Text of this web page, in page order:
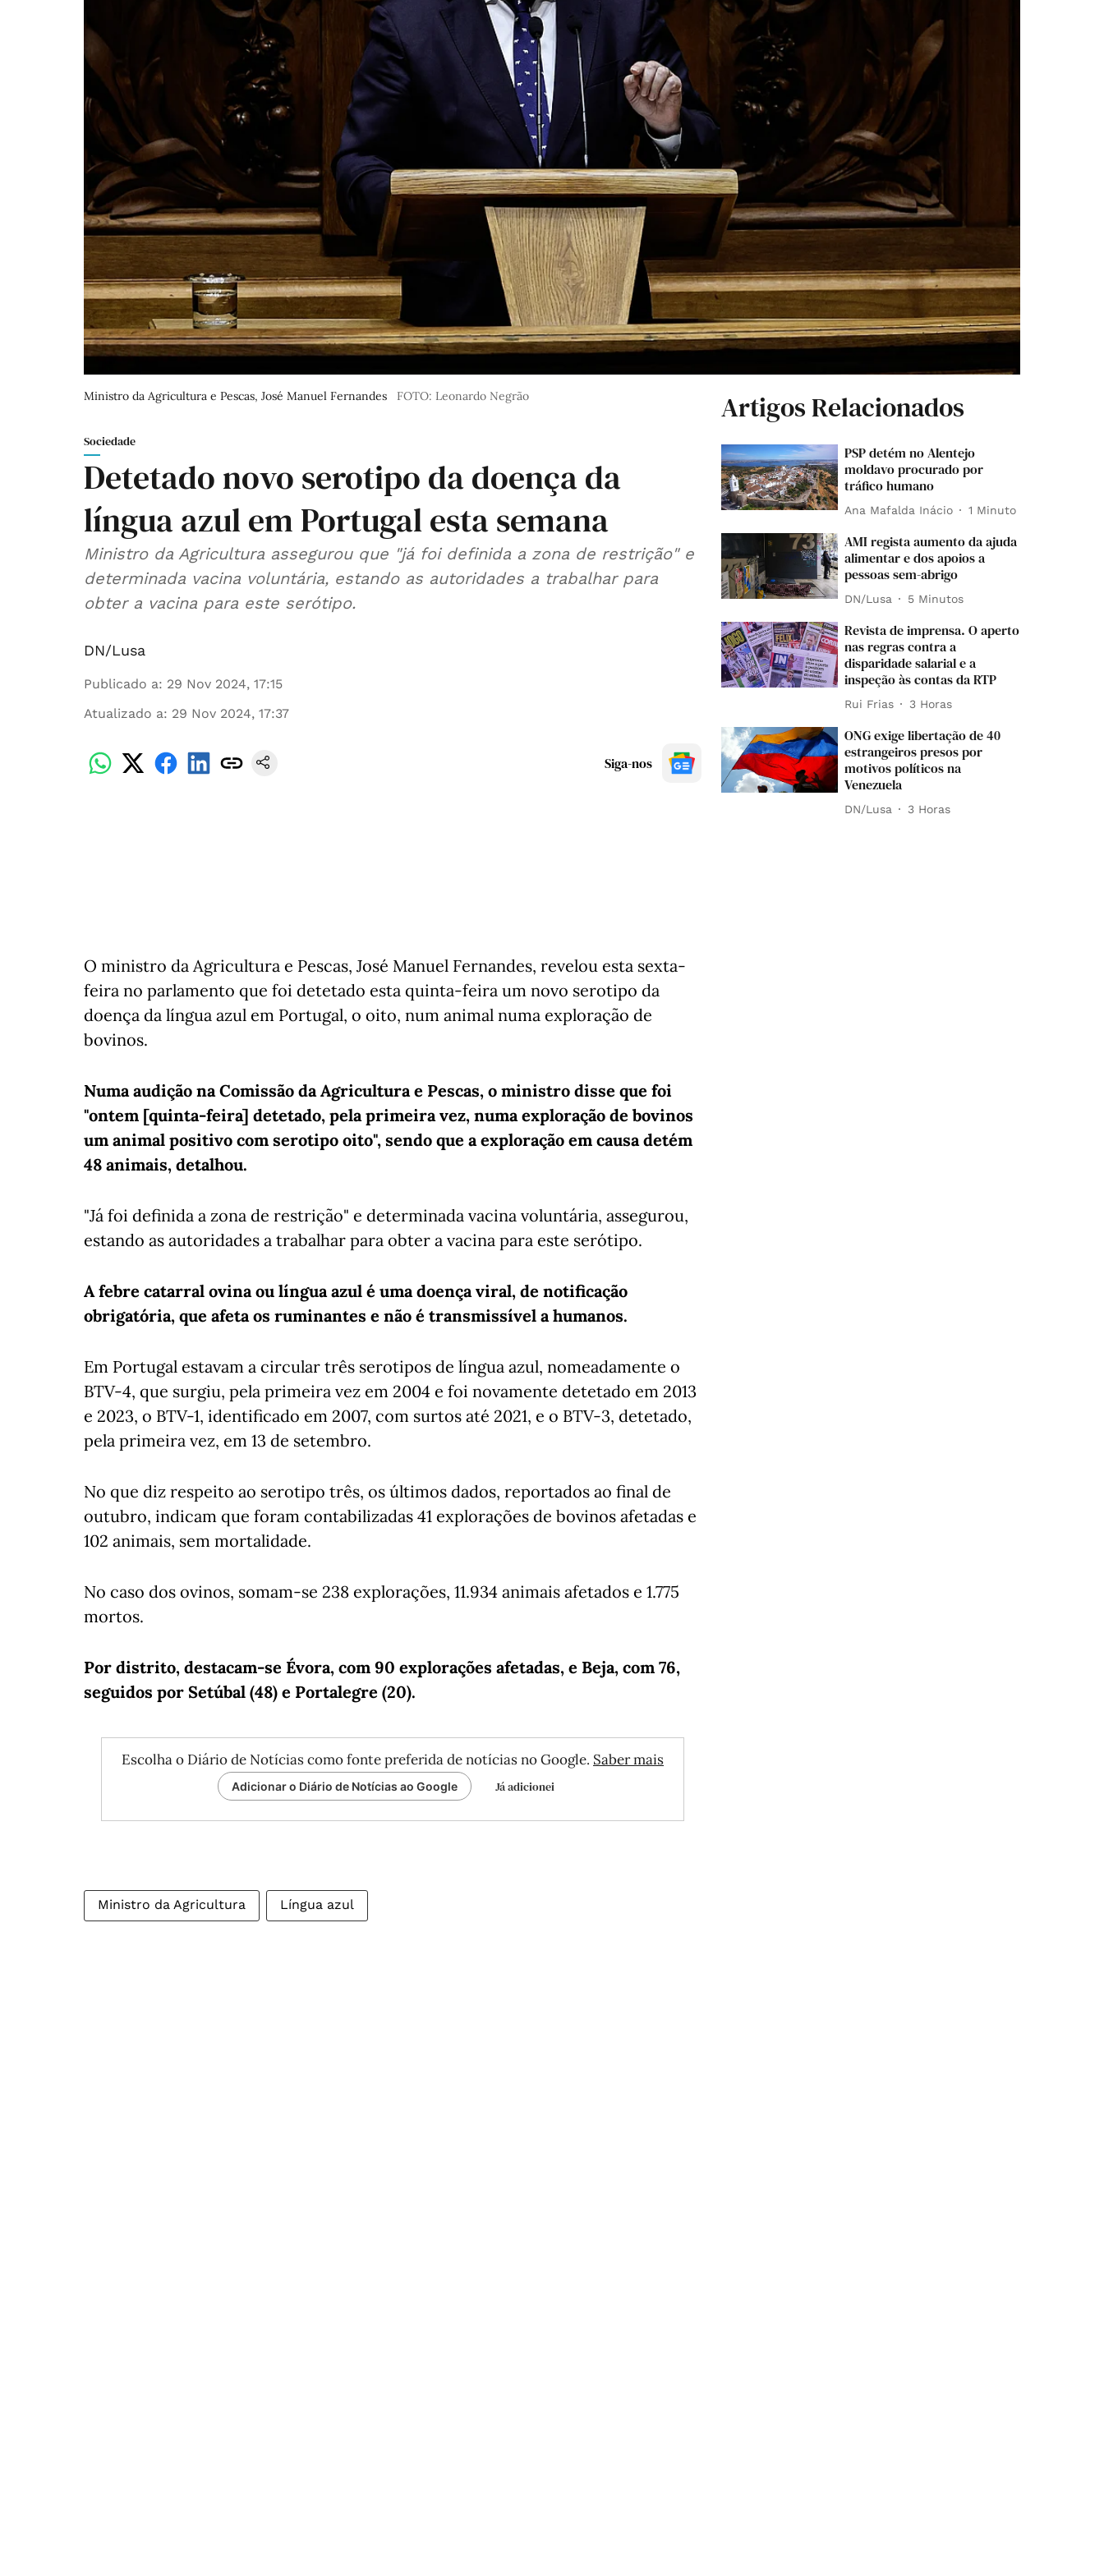
Ministro da Agricultura e Pescas, José Manuel Fernandes FOTO: Leonardo Negrão
Sociedade
Detetado novo serotipo da doença da
língua azul em Portugal esta semana
Ministro da Agricultura assegurou que "já foi definida a zona de restrição" e
determinada vacina voluntária, estando as autoridades a trabalhar para
obter a vacina para este serótipo.
DN/Lusa
Publicado a: 29 Nov 2024, 17:15
Atualizado a: 29 Nov 2024, 17:37
Siga-nos
O ministro da Agricultura e Pescas, José Manuel Fernandes, revelou esta sexta-
feira no parlamento que foi detetado esta quinta-feira um novo serotipo da
doença da língua azul em Portugal, o oito, num animal numa exploração de
bovinos.
Numa audição na Comissão da Agricultura e Pescas, o ministro disse que foi
"ontem [quinta-feira] detetado, pela primeira vez, numa exploração de bovinos
um animal positivo com serotipo oito", sendo que a exploração em causa detém
48 animais, detalhou.
"Já foi definida a zona de restrição" e determinada vacina voluntária, assegurou,
estando as autoridades a trabalhar para obter a vacina para este serótipo.
A febre catarral ovina ou língua azul é uma doença viral, de notificação
obrigatória, que afeta os ruminantes e não é transmissível a humanos.
Em Portugal estavam a circular três serotipos de língua azul, nomeadamente o
BTV-4, que surgiu, pela primeira vez em 2004 e foi novamente detetado em 2013
e 2023, o BTV-1, identificado em 2007, com surtos até 2021, e o BTV-3, detetado,
pela primeira vez, em 13 de setembro.
No que diz respeito ao serotipo três, os últimos dados, reportados ao final de
outubro, indicam que foram contabilizadas 41 explorações de bovinos afetadas e
102 animais, sem mortalidade.
No caso dos ovinos, somam-se 238 explorações, 11.934 animais afetados e 1.775
mortos.
Por distrito, destacam-se Évora, com 90 explorações afetadas, e Beja, com 76,
seguidos por Setúbal (48) e Portalegre (20).
Escolha o Diário de Notícias como fonte preferida de notícias no Google. Saber mais
Adicionar o Diário de Notícias ao Google Já adicionei
Ministro da Agricultura Língua azul
Artigos Relacionados
PSP detém no Alentejo
moldavo procurado por
tráfico humano
Ana Mafalda Inácio 1 Minuto
AMI regista aumento da ajuda
alimentar e dos apoios a
pessoas sem-abrigo
DN/Lusa 5 Minutos
Revista de imprensa. O aperto
nas regras contra a
disparidade salarial e a
inspeção às contas da RTP
Rui Frias 3 Horas
ONG exige libertação de 40
estrangeiros presos por
motivos políticos na
Venezuela
DN/Lusa 3 Horas